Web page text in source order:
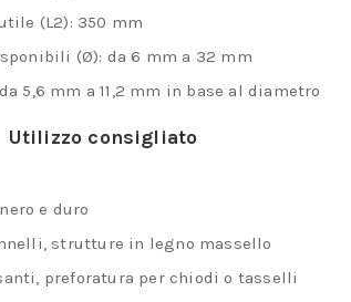
(L2): 350 mm
(Ø): da 6 mm a 32 mm
5,6 mm a 11,2 mm in base al diametro
Utilizzo consigliato
e duro
strutture in legno massello
preforatura per chiodi o tasselli